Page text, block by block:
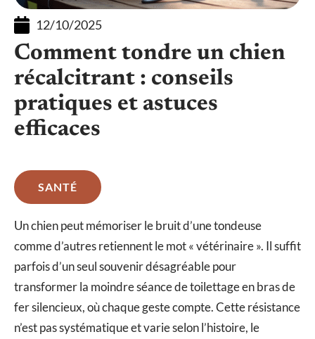
12/10/2025
Comment tondre un chien
récalcitrant : conseils
pratiques et astuces
efficaces
SANTÉ
Un chien peut mémoriser le bruit d’une tondeuse
comme d’autres retiennent le mot « vétérinaire ». Il suffit
parfois d’un seul souvenir désagréable pour
transformer la moindre séance de toilettage en bras de
fer silencieux, où chaque geste compte. Cette résistance
n’est pas systématique et varie selon l’histoire, le